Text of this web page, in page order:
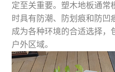
定至关重要。塑木地板通常
时具有防潮、防划痕和防凹
成为各种环境的合适选择，
户外区域。